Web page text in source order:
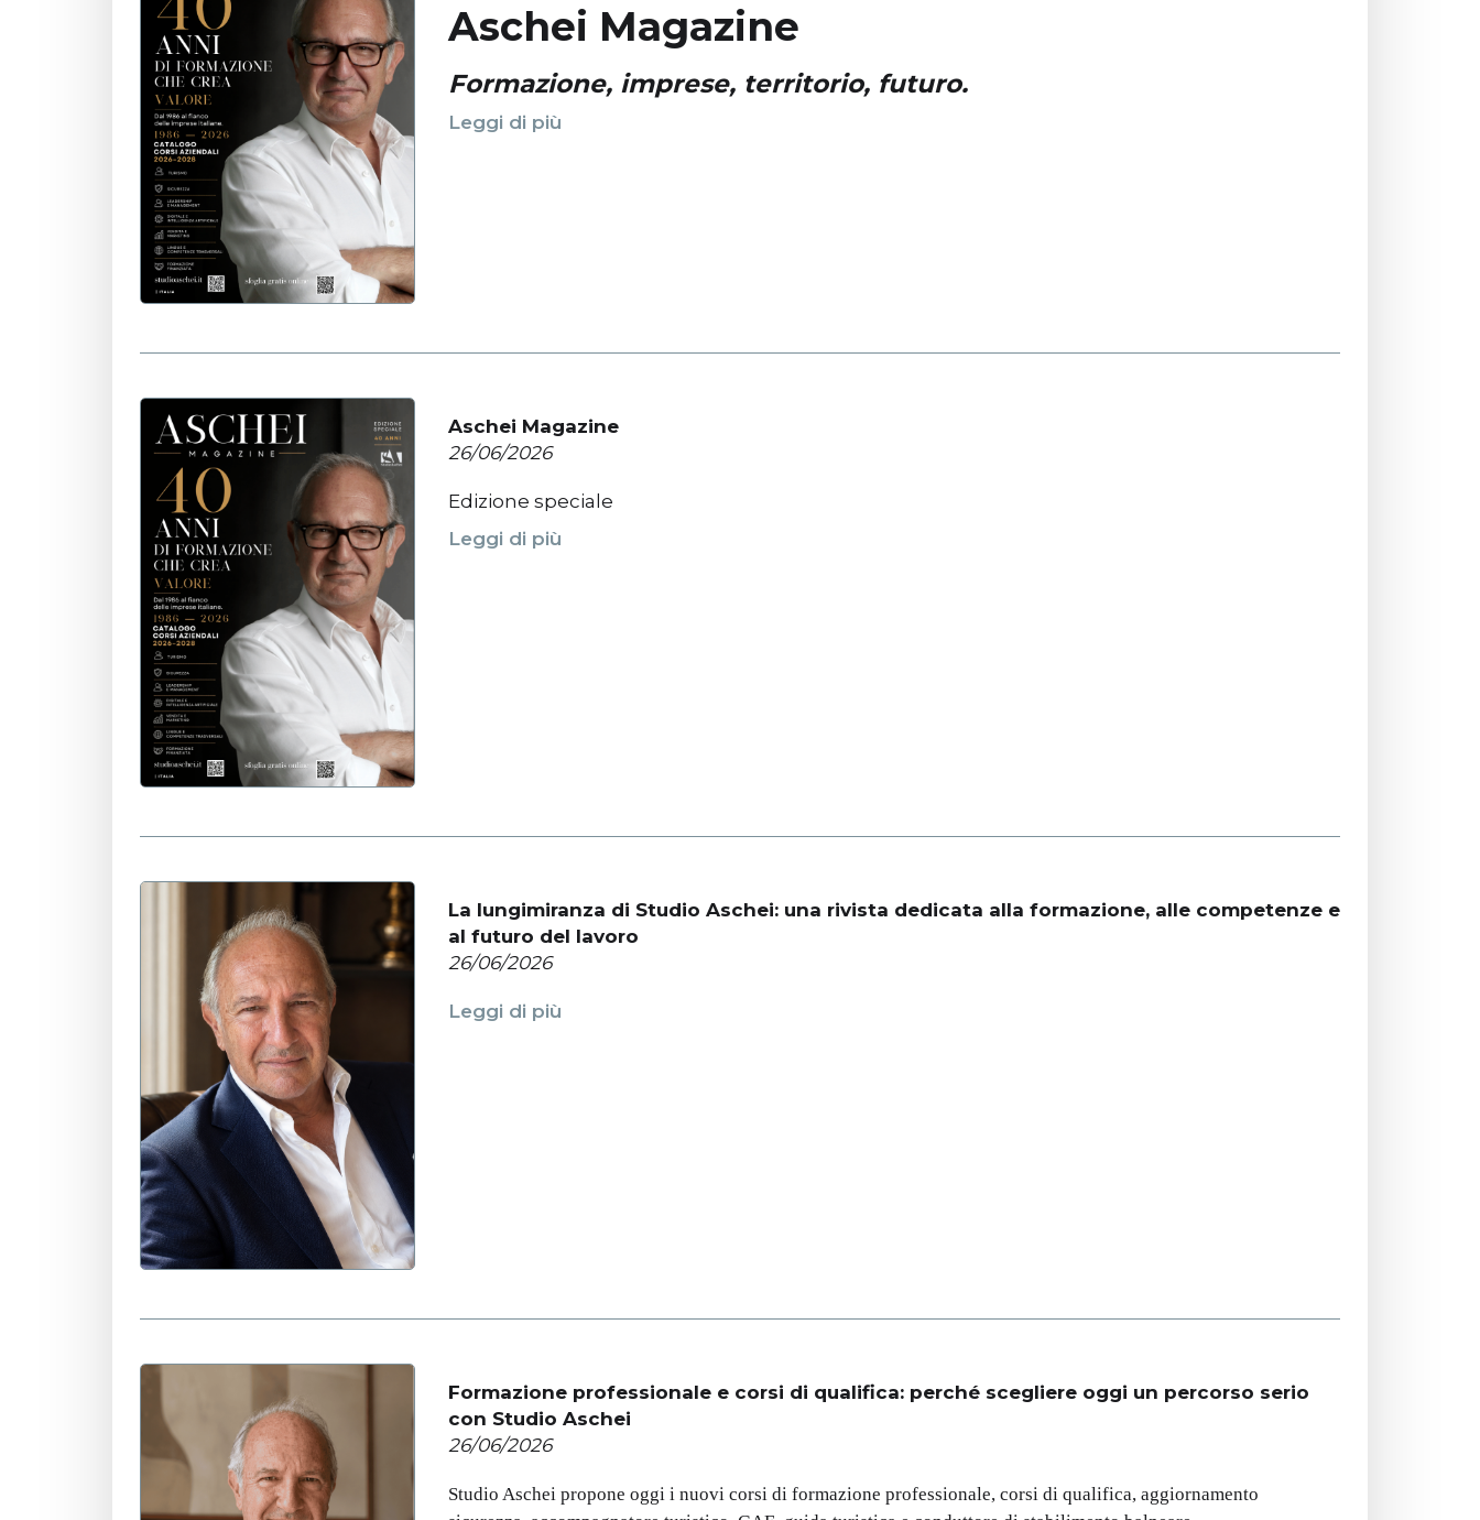
Aschei Magazine
Formazione, imprese, territorio, futuro.
Leggi di più
Aschei Magazine
26/06/2026
Edizione speciale
Leggi di più
La lungimiranza di Studio Aschei: una rivista dedicata alla formazione, alle competenze e
al futuro del lavoro
26/06/2026
Leggi di più
Formazione professionale e corsi di qualifica: perché scegliere oggi un percorso serio
con Studio Aschei
26/06/2026
Studio Aschei propone oggi i nuovi corsi di formazione professionale, corsi di qualifica, aggiornamento